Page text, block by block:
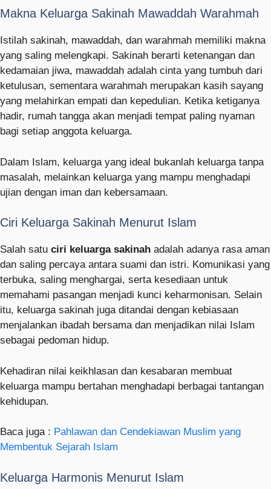
Makna Keluarga Sakinah Mawaddah Warahmah
Istilah sakinah, mawaddah, dan warahmah memiliki makna
yang saling melengkapi. Sakinah berarti ketenangan dan
kedamaian jiwa, mawaddah adalah cinta yang tumbuh dari
ketulusan, sementara warahmah merupakan kasih sayang
yang melahirkan empati dan kepedulian. Ketika ketiganya
hadir, rumah tangga akan menjadi tempat paling nyaman
bagi setiap anggota keluarga.
Dalam Islam, keluarga yang ideal bukanlah keluarga tanpa
masalah, melainkan keluarga yang mampu menghadapi
ujian dengan iman dan kebersamaan.
Ciri Keluarga Sakinah Menurut Islam
Salah satu ciri keluarga sakinah adalah adanya rasa aman
dan saling percaya antara suami dan istri. Komunikasi yang
terbuka, saling menghargai, serta kesediaan untuk
memahami pasangan menjadi kunci keharmonisan. Selain
itu, keluarga sakinah juga ditandai dengan kebiasaan
menjalankan ibadah bersama dan menjadikan nilai Islam
sebagai pedoman hidup.
Kehadiran nilai keikhlasan dan kesabaran membuat
keluarga mampu bertahan menghadapi berbagai tantangan
kehidupan.
Baca juga : Pahlawan dan Cendekiawan Muslim yang
Membentuk Sejarah Islam
Keluarga Harmonis Menurut Islam